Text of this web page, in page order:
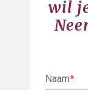
wil
Naam*